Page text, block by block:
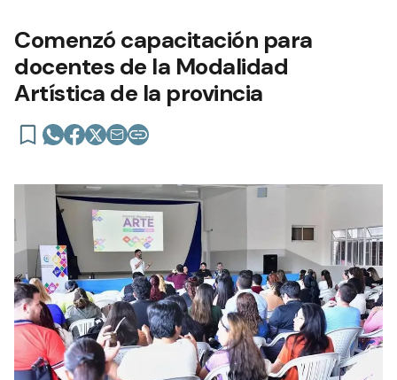
Comenzó capacitación para
docentes de la Modalidad
Artística de la provincia